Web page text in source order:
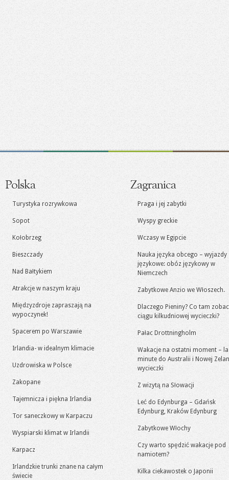
Polska
Turystyka rozrywkowa
Sopot
Kołobrzeg
Bieszczady
Nad Bałtykiem
Atrakcje w naszym kraju
Międzyzdroje zapraszają na
wypoczynek!
Spacerem po Warszawie
Irlandia- w idealnym klimacie
Uzdrowiska w Polsce
Zakopane
Tajemnicza i piękna Irlandia
Tor saneczkowy w Karpaczu
Wyspiarski klimat w Irlandii
Karpacz
Irlandzkie trunki znane na całym
świecie
Zagranica
Praga i jej zabytki
Wyspy greckie
Wczasy w Egipcie
Nauka języka obcego – wyjazdy
językowe: obóz językowy w
Niemczech
Zabytkowe Anzio we Włoszech.
Dlaczego Pieniny? Co tam
ciągu kilkudniowej wycieczki?
Pałac Drottningholm
Wakacje na ostatni moment –
minute do Australii i Nowej
wycieczki
Z wizytą na Słowacji
Leć do Edynburga – Gdańsk
Edynburg, Kraków Edynburg
Zabytkowe Włochy
Czy warto spędzić wakacje pod
namiotem?
Kilka ciekawostek o Japonii